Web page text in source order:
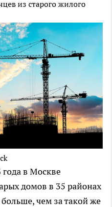
из старого жилого
года в Москве
домов в 35 районах
чем за такой же